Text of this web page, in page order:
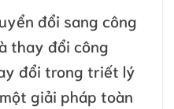
đổi sang công
thay đổi công
đổi trong triết lý
giải pháp toàn